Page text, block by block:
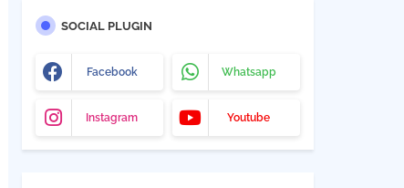
SOCIAL PLUGIN
Facebook Whatsapp
Instagram Youtube